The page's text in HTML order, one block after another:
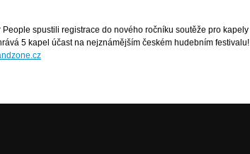
spustili registrace do nového ročníku soutěže pro kapely
5 kapel účast na nejznámějším českém hudebním festivalu!